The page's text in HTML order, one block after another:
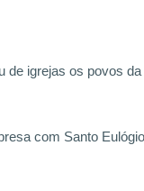
igrejas os povos
com Santo